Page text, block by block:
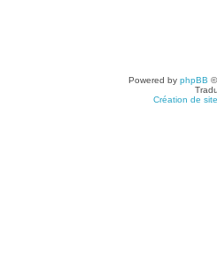
Powered by phpBB
Création de